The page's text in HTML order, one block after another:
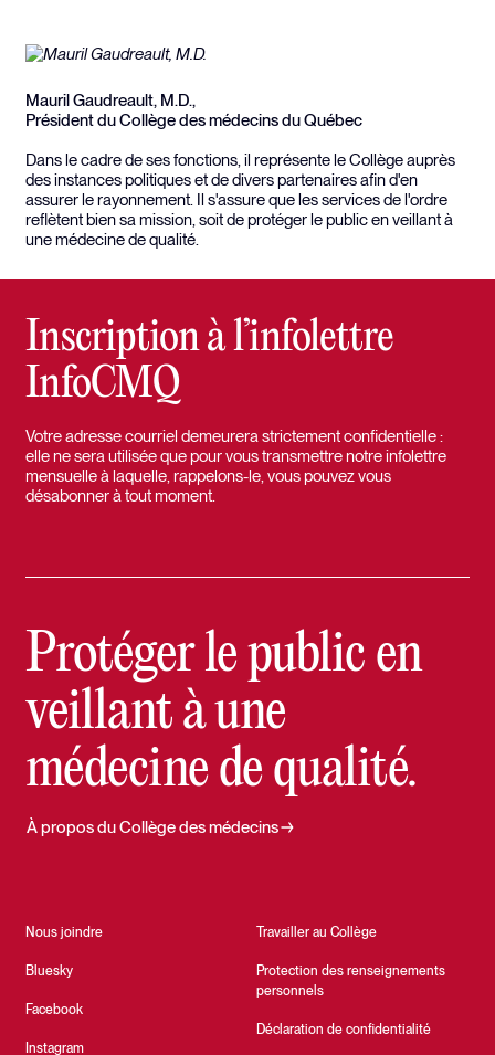
Mauril Gaudreault, M.D.,
Président du Collège des médecins du Québec
Dans le cadre de ses fonctions, il représente le Collège auprès
des instances politiques et de divers partenaires afin d'en
assurer le rayonnement. Il s'assure que les services de l'ordre
reflètent bien sa mission, soit de protéger le public en veillant à
une médecine de qualité.
Inscription à l’infolettre
InfoCMQ
Votre adresse courriel demeurera strictement confidentielle :
elle ne sera utilisée que pour vous transmettre notre infolettre
mensuelle à laquelle, rappelons-le, vous pouvez vous
désabonner à tout moment.
Protéger le public en
veillant à une
médecine de qualité.
Nous joindre
Bluesky
Facebook
Instagram
Travailler au Collège
Protection des renseignements
personnels
Déclaration de confidentialité
À propos du Collège des médecins